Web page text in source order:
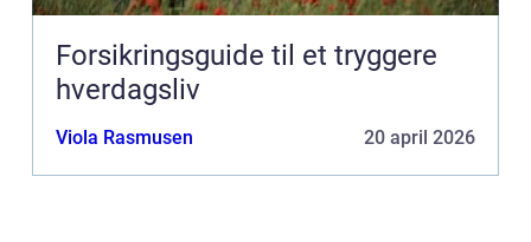
Forsikringsguide til et tryggere
hverdagsliv
Viola Rasmusen 20 april 2026